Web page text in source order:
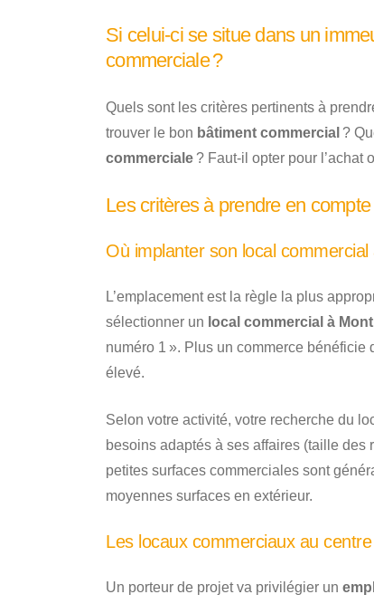
Si celui-ci se situe dans un
commerciale ?
Quels sont les critères pertinents à
trouver le bon bâtiment commercial ?
commerciale ? Faut-il opter pour l’achat
Les critères à prendre en
Où implanter son local
L’emplacement est la règle la plus
sélectionner un local commercial à
numéro 1 ». Plus un commerce bénéficie
élevé.
Selon votre activité, votre recherche du
besoins adaptés à ses affaires (taille des
petites surfaces commerciales sont
moyennes surfaces en extérieur.
Les locaux commerciaux au
Un porteur de projet va privilégier un